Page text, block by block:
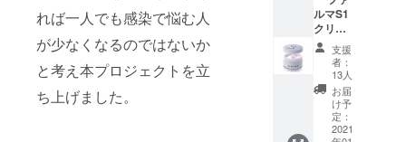
れば一人でも感染で悩む人
が少なくなるのではないか
と考え本プロジェクトを立
ち上げました。
ザー
（2008年3月
まで）
2007年9月
姫路獨協大
学薬学部
す。 デ
リケー
トなお
肌の方
に 汚れ
や余分
な脂は
十分に
落と
し、肌
「水」
を主成
分とし
て作ら
れた新
しいマ
ニキュ
アで
す。
３０
ｇ 2本
株式会
社ファ
ルマク
リエ神
戸 協
賛
ルマS1
クリー
ム 2本
*** 肌
トラブ
ルには
これひ
とつで
OK。 内
支援
者：
13人
お届
け予
定：
2021